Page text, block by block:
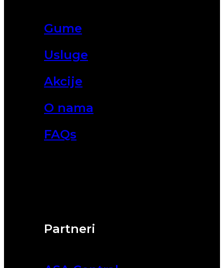
Partneri
Gume
Usluge
Akcije
O nama
FAQs